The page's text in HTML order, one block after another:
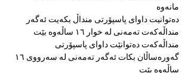
مانەوە
دەتوانیت داوای پاسپۆرتی منداڵ بکەیت ئەگەر
منداڵەکەت تەمەنی لە خوار ١٦ ساڵەوە بێت
منداڵەکەت دەتوانێت داوای پاسپۆرتی
ساڵەوە بێت